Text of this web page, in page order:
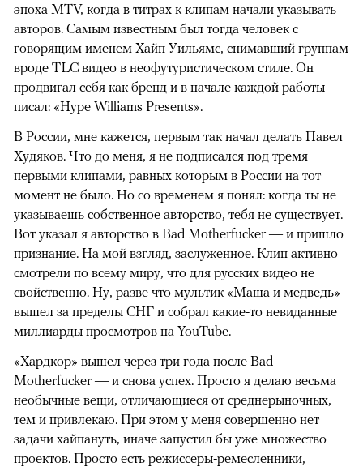
эпоха MTV, когда в титрах к клипам начали указывать
авторов. Самым известным был тогда человек с
говорящим именем Хайп Уильямс, снимавший группам
вроде TLC видео в неофутуристическом стиле. Он
продвигал себя как бренд и в начале каждой работы
писал: «Hype Williams Presents».
В России, мне кажется, первым так начал делать Павел
Худяков. Что до меня, я не подписался под тремя
первыми клипами, равных которым в России на тот
момент не было. Но со временем я понял: когда ты не
указываешь собственное авторство, тебя не существует.
Вот указал я авторство в Bad Motherfucker — и пришло
признание. На мой взгляд, заслуженное. Клип активно
смотрели по всему миру, что для русских видео не
свойственно. Ну, разве что мультик «Маша и медведь»
вышел за пределы СНГ и собрал какие-то невиданные
миллиарды просмотров на YouTube.
«Хардкор» вышел через три года после Bad
Motherfucker — и снова успех. Просто я делаю весьма
необычные вещи, отличающиеся от среднерыночных,
тем и привлекаю. При этом у меня совершенно нет
задачи хайпануть, иначе запустил бы уже множество
проектов. Просто есть режиссеры-ремесленники,